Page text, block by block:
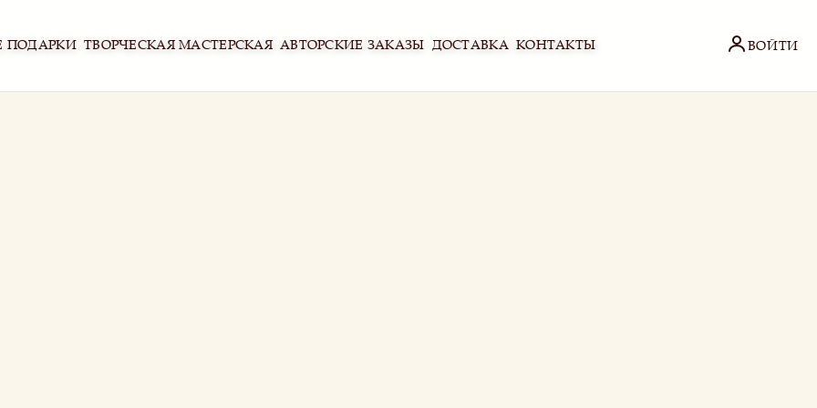
ПОДАРКИ ТВОРЧЕСКАЯ МАСТЕРСКАЯ АВТОРСКИЕ ЗАКАЗЫ ДОСТАВКА КОНТАКТЫ ВОЙТИ